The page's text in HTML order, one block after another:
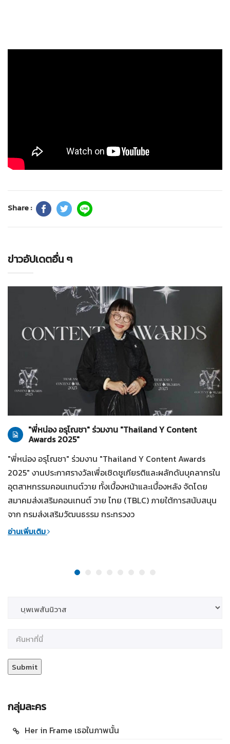
Share :
ข่าวอัปเดตอื่น ๆ
28-07-2569
"พี่หน่อง อรุโณชา" ร่วมงาน "Thailand Y Content
Awards 2025"
"พี่หน่อง อรุโณชา" ร่วมงาน "Thailand Y Content Awards
2025" งานประกาศรางวัลเพื่อเชิดชูเกียรติและผลักดันบุคลากรใน
อุตสาหกรรมคอนเทนต์วาย ทั้งเบื้องหน้าและเบื้องหลัง จัดโดย
สมาคมส่งเสริมคอนเทนต์ วาย ไทย (TBLC) ภายใต้การสนับสนุน
จาก กรมส่งเสริมวัฒนธรรม กระทรวงว
อ่านเพิ่มเติม
กลุ่มละคร
Her in Frame เธอในภาพนั้น